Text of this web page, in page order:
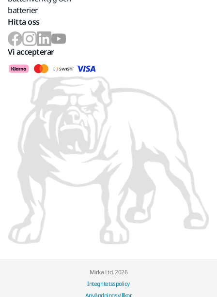
batterier
Hitta oss
Vi accepterar
Mirka Ltd, 2026
Integritetsspolicy
Användningsvillkor